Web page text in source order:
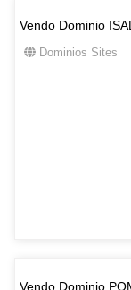
Vendo Dominio
Dominios Sites
Vendo Dominio